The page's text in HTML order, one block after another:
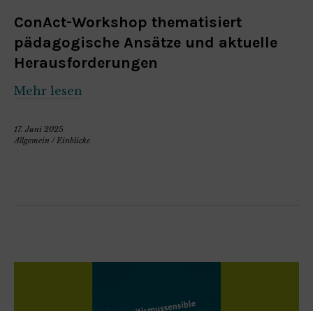
ConAct-Workshop thematisiert
pädagogische Ansätze und aktuelle
Herausforderungen
Mehr lesen
17. Juni 2025
Allgemein /Einblicke